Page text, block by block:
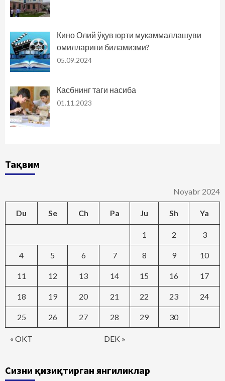
Кино Олий ўқув юрти мукаммаллашуви
омилларини биламизми?
05.09.2024
Касбнинг таги насиба
01.11.2023
Тақвим
Noyabr 2024
Du Se Ch Pa Ju Sh Ya
« OKT DEK »
1 2 3
4 5 6 7 8 9 10
11 12 13 14 15 16 17
18 19 20 21 22 23 24
25 26 27 28 29 30
Сизни қизиқтирган янгиликлар